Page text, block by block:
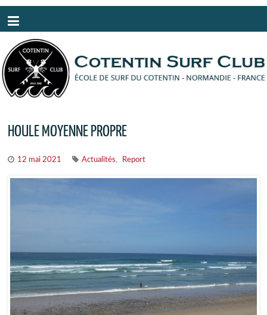
HOULE MOYENNE PROPRE
12 mai 2021 Actualités Report
Panneau de gestion des cookies